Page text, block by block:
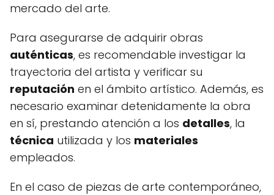
mercado del arte.
Para asegurarse de adquirir obras
auténticas, es recomendable investigar la
trayectoria del artista y verificar su
reputación en el ámbito artístico. Además, es
necesario examinar detenidamente la obra
en sí, prestando atención a los detalles, la
técnica utilizada y los materiales
empleados.
En el caso de piezas de arte contemporáneo,